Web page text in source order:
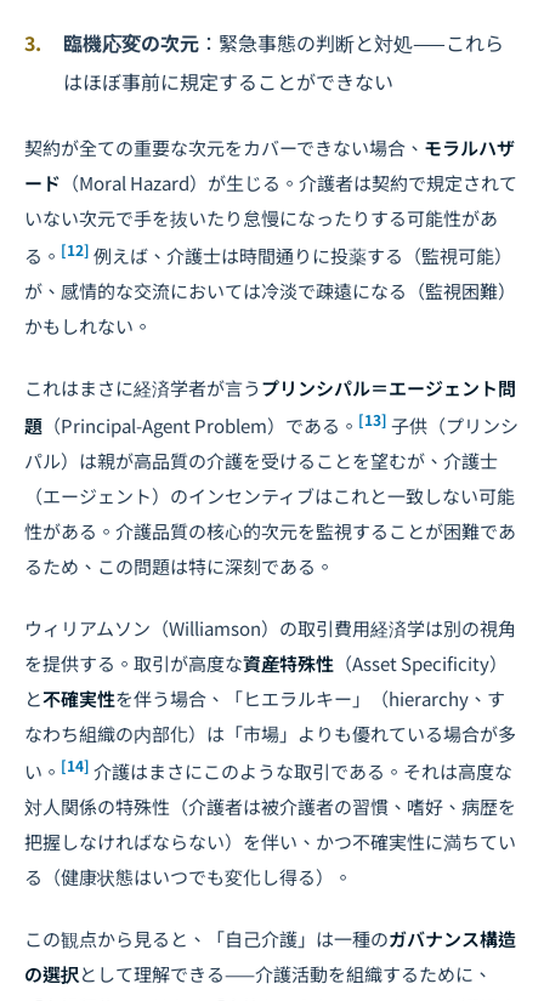
臨機応変の次元 ：緊急事態の判断と対処——これら
はほぼ事前に規定することができない
契約が全ての重要な次元をカバーできない場合、 モラルハザ
ード （Moral Hazard）が生じる。介護者は契約で規定されて
いない次元で手を抜いたり怠慢になったりする可能性があ
る。 [12] 例えば、介護士は時間通りに投薬する（監視可能）
が、感情的な交流においては冷淡で疎遠になる（監視困難）
かもしれない。
これはまさに経済学者が言うプリンシパル＝エージェント問
題 （Principal-Agent Problem）である。 [13] 子供（プリンシ
パル）は親が高品質の介護を受けることを望むが、介護士
（エージェント）のインセンティブはこれと一致しない可能
性がある。介護品質の核心的次元を監視することが困難であ
るため、この問題は特に深刻である。
ウィリアムソン（Williamson）の取引費用経済学は別の視角
を提供する。取引が高度な資産特殊性 （Asset Specificity）
と不確実性を伴う場合、「ヒエラルキー」（hierarchy、す
なわち組織の内部化）は「市場」よりも優れている場合が多
い。 [14] 介護はまさにこのような取引である。それは高度な
対人関係の特殊性（介護者は被介護者の習慣、嗜好、病歴を
把握しなければならない）を伴い、かつ不確実性に満ちてい
る（健康状態はいつでも変化し得る）。
この観点から見ると、「自己介護」は一種のガバナンス構造
の選択として理解できる——介護活動を組織するために、